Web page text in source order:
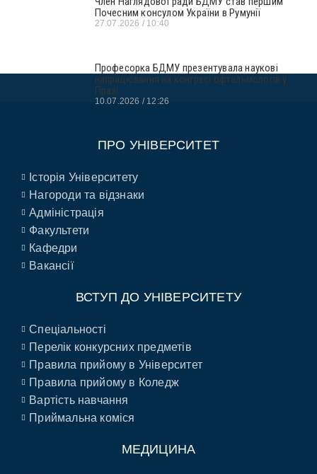
Почесним консулом України в Румунії
27.07.2026 10:40
Професорка БДМУ презентувала наукові
напрацювання на конгресі офтальмологів у
Празі
10.07.2026 12:26
ПРО УНІВЕРСИТЕТ
Історія Університету
Нагороди та відзнаки
Адміністрація
Факультети
Кафедри
Вакансії
ВСТУП ДО УНІВЕРСИТЕТУ
Спеціальності
Перелік конкурсних предметів
Правила прийому в Університет
Правила прийому в Коледж
Вартість навчання
Приймальна коміся
МЕДИЦИНА